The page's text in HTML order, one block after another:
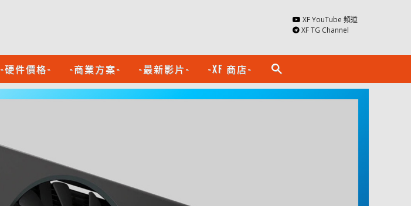
XF YouTube 頻道
XF TG Channel
-硬件價格- -商業方案- -最新影片- -XF 商店- search